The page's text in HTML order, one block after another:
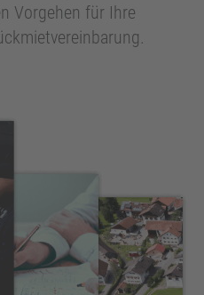
Vorgehen für Ihre